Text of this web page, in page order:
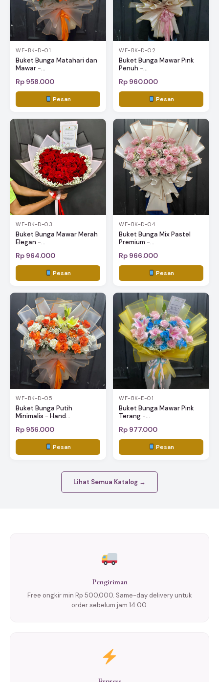
WF-BK-D-01
Buket Bunga Matahari dan
Mawar -...
Rp 958.000
Pesan
WF-BK-D-02
Buket Bunga Mawar Pink
Penuh -...
Rp 960.000
Pesan
WF-BK-D-03
Buket Bunga Mawar Merah
Elegan -...
Rp 964.000
Pesan
WF-BK-D-04
Buket Bunga Mix Pastel
Premium -...
Rp 966.000
Pesan
WF-BK-D-05
Buket Bunga Putih
Minimalis - Hand...
Rp 956.000
Pesan
WF-BK-E-01
Buket Bunga Mawar Pink
Terang -...
Rp 977.000
Pesan
Lihat Semua Katalog →
Pengiriman
Free ongkir min Rp 500.000. Same-day delivery untuk
order sebelum jam 14:00.